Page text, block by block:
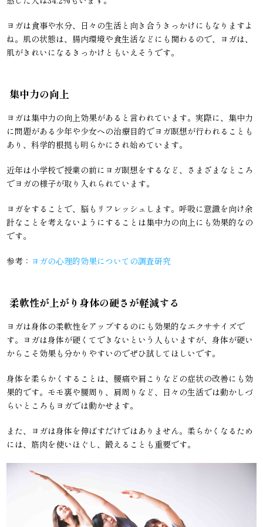
ヨガは食事や水分、日々の生活と向き合うきっかけにもなりますよ
ね。肌の状態は、腸内環境や食生活などにも関わるので、ヨガは、
肌がきれいになるきっかけともいえそうです。
集中力の向上
ヨガは集中力の向上効果があると言われています。実際に、集中力
に問題がある少年や少女への治療目的でヨガ瞑想が行われることも
あり、科学的根拠も明らかにされ始めています。
近年は小学校で授業の前にヨガ瞑想をするなど、さまざまなところ
でヨガの様子が取り入れられています。
ヨガをすることで、脳もリフレッシュします。呼吸に意識を向け余
計なことを考えないようにすることは集中力の向上にも効果的なの
です。
参考： ヨガの心理的効果についての調査研究
柔軟性が上がり身体の硬さが軽減する
ヨガは身体の柔軟性をアップするのにも効果的なエクササイズで
す。ヨガは身体が硬くてできないという人もいますが、身体が硬い
からこそ効果も分かりやすいのでぜひ試してほしいです。
身体を柔らかくすることは、腰痛や肩こりなどの症状の改善にも効
果的です。モモ裏や腰周り、肩周りなど、日々の生活では動かしづ
らいところもヨガでは動かせます。
また、ヨガは身体を伸ばすだけではありません。柔らかくなるため
には、筋肉を使いほぐし、鍛えることも重要です。